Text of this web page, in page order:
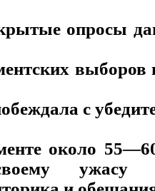
опросы
с
около
ужасу